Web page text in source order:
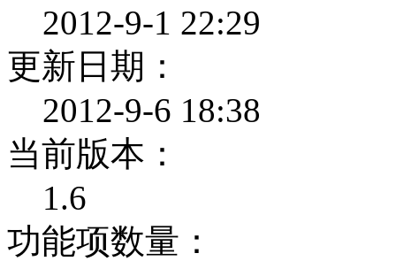
2012-9-1 22:29
更新日期：
2012-9-6 18:38
当前版本：
1.6
功能项数量：